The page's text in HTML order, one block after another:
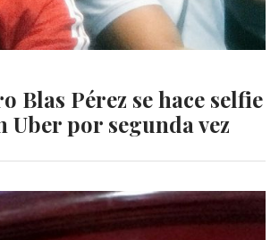
Blas Pérez se hace selfie
Uber por segunda vez